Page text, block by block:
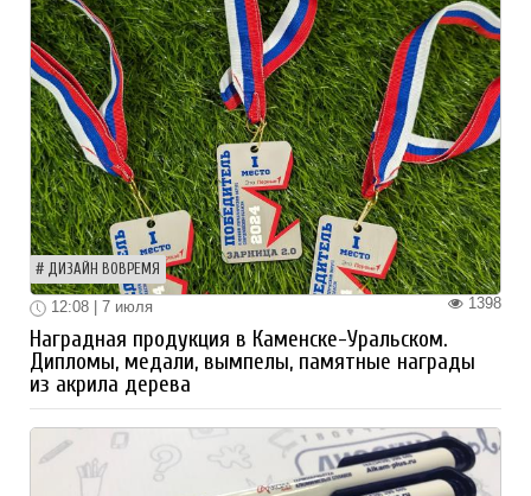
ДИЗАЙН ВОВРЕМЯ
1398
12:08 | 7 июля
Наградная продукция в Каменске-Уральском.
Дипломы, медали, вымпелы, памятные награды
из акрила дерева